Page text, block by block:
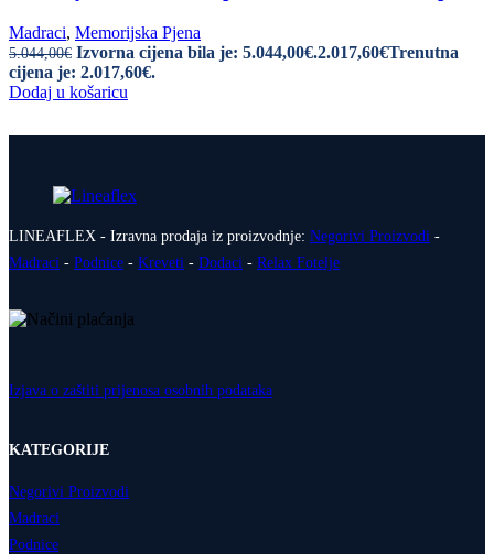
Madraci, Memorijska Pjena
5.044,00€ Izvorna cijena bila je: 5.044,00€.2.017,60€Trenutna
cijena je: 2.017,60€.
Dodaj u košaricu
LINEAFLEX - Izravna prodaja iz proizvodnje: Negorivi Proizvodi -
Madraci - Podnice - Kreveti - Dodaci - Relax Fotelje
Izjava o zaštiti prijenosa osobnih podataka
KATEGORIJE
Negorivi Proizvodi
Madraci
Podnice